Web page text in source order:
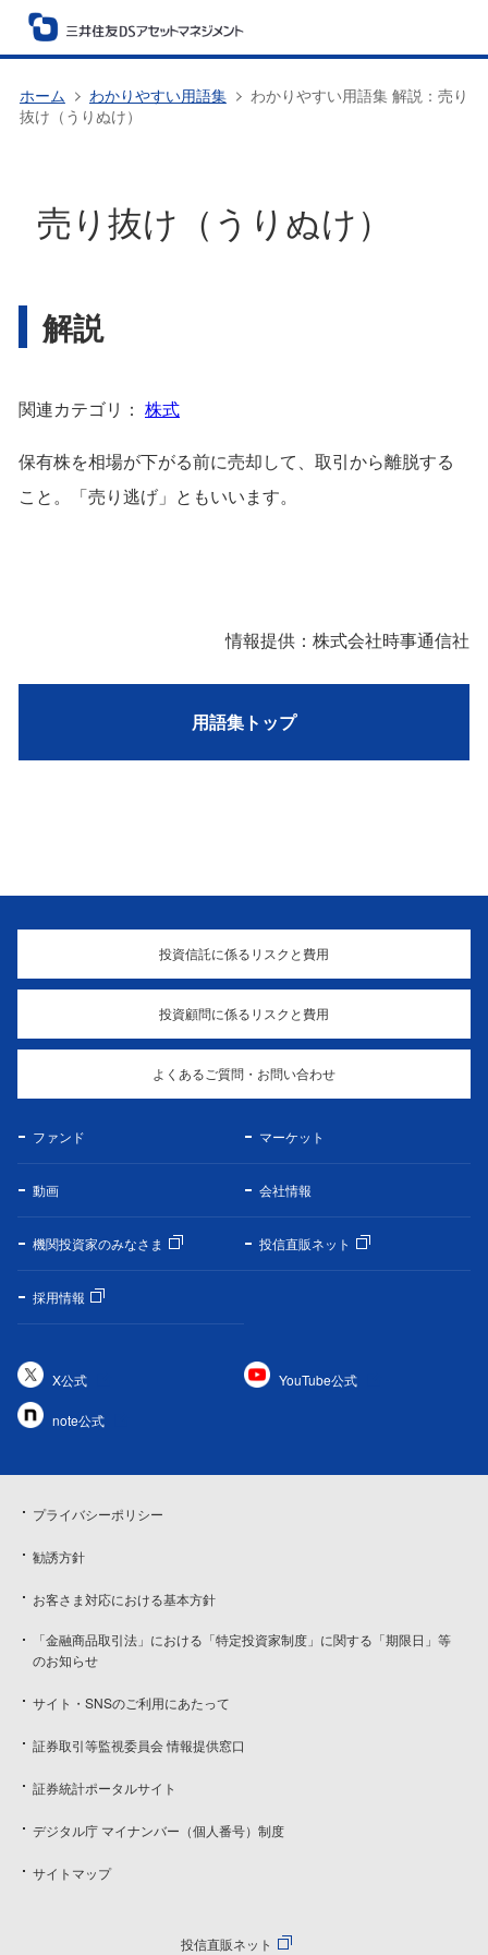
ホーム わかりやすい用語集
わかりやすい用語集 解説：売り
抜け（うりぬけ）
売り抜け（うりぬけ）
解説
関連カテゴリ： 株式
保有株を相場が下がる前に売却して、取引から離脱する
こと。「売り逃げ」ともいいます。
情報提供：株式会社時事通信社
用語集トップ
投資信託に係るリスクと費用
投資顧問に係るリスクと費用
よくあるご質問・お問い合わせ
ファンド マーケット
動画 会社情報
機関投資家のみなさま 投信直販ネット
採用情報
X公式 YouTube公式
note公式
プライバシーポリシー
勧誘方針
お客さま対応における基本方針
「金融商品取引法」における「特定投資家制度」に関する「期限日」等
のお知らせ
サイト・SNSのご利用にあたって
証券取引等監視委員会 情報提供窓口
証券統計ポータルサイト
デジタル庁 マイナンバー（個人番号）制度
サイトマップ
投信直販ネット